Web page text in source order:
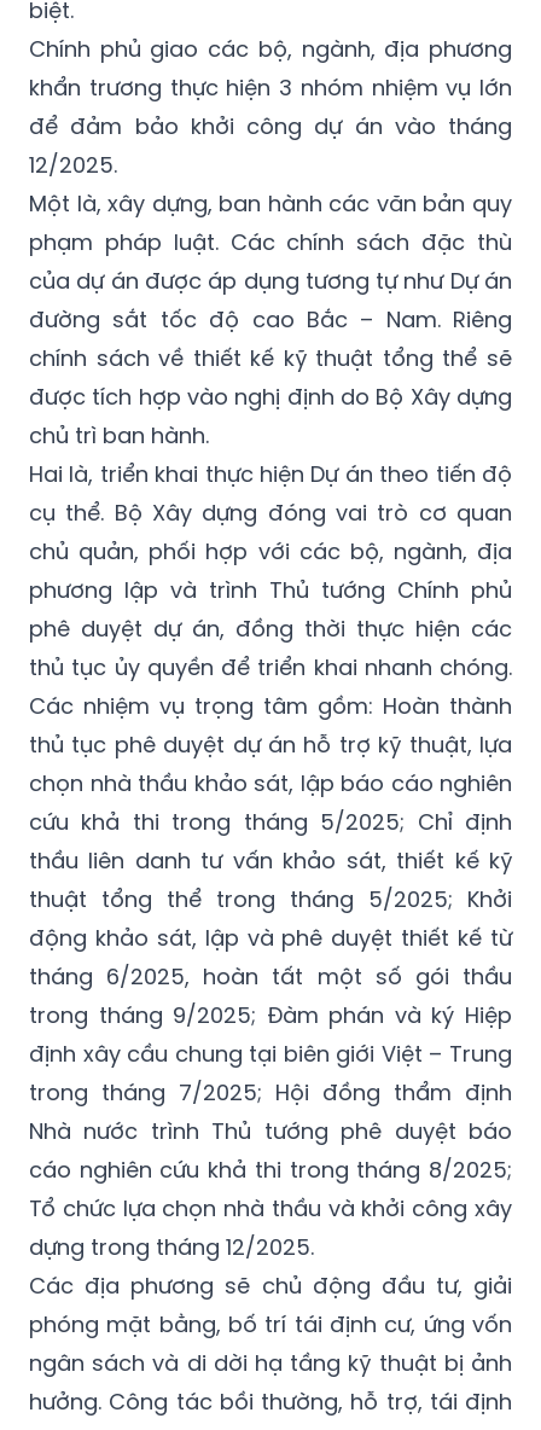
Việt Nam và được Quốc hội cho phép áp
dụng nhiều cơ chế, chính sách đặc thù, đặc
biệt.
Chính phủ giao các bộ, ngành, địa phương
khẩn trương thực hiện 3 nhóm nhiệm vụ lớn
để đảm bảo khởi công dự án vào tháng
12/2025.
Một là, xây dựng, ban hành các văn bản quy
phạm pháp luật. Các chính sách đặc thù
của dự án được áp dụng tương tự như Dự án
đường sắt tốc độ cao Bắc – Nam. Riêng
chính sách về thiết kế kỹ thuật tổng thể sẽ
được tích hợp vào nghị định do Bộ Xây dựng
chủ trì ban hành.
Hai là, triển khai thực hiện Dự án theo tiến độ
cụ thể. Bộ Xây dựng đóng vai trò cơ quan
chủ quản, phối hợp với các bộ, ngành, địa
phương lập và trình Thủ tướng Chính phủ
phê duyệt dự án, đồng thời thực hiện các
thủ tục ủy quyền để triển khai nhanh chóng.
Các nhiệm vụ trọng tâm gồm: Hoàn thành
thủ tục phê duyệt dự án hỗ trợ kỹ thuật, lựa
chọn nhà thầu khảo sát, lập báo cáo nghiên
cứu khả thi trong tháng 5/2025; Chỉ định
thầu liên danh tư vấn khảo sát, thiết kế kỹ
thuật tổng thể trong tháng 5/2025; Khởi
động khảo sát, lập và phê duyệt thiết kế từ
tháng 6/2025, hoàn tất một số gói thầu
trong tháng 9/2025; Đàm phán và ký Hiệp
định xây cầu chung tại biên giới Việt – Trung
trong tháng 7/2025; Hội đồng thẩm định
Nhà nước trình Thủ tướng phê duyệt báo
cáo nghiên cứu khả thi trong tháng 8/2025;
Tổ chức lựa chọn nhà thầu và khởi công xây
dựng trong tháng 12/2025.
Các địa phương sẽ chủ động đầu tư, giải
phóng mặt bằng, bố trí tái định cư, ứng vốn